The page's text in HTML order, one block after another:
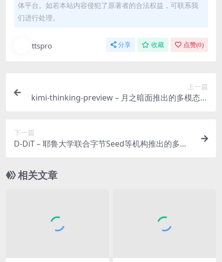
体平台。如若本站内容侵犯了原著者的合法权益，可联系我
们进行处理。
ttspro 分享 收藏 点赞(0)
上一篇
kimi-thinking-preview – 月之暗面推出的多模态思
下一篇
D-DiT – 耶鲁大学联合字节Seed等机构推出的多模
相关文章